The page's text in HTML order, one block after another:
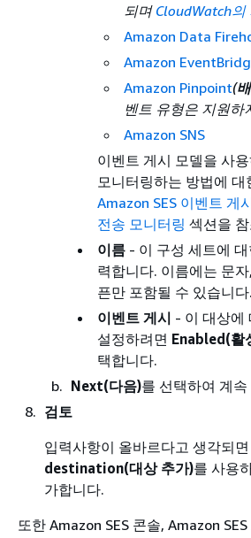
되며 CloudWatch의
Amazon Data
Amazon
Amazon Pinpoint(
벤트 유형은 지원하
Amazon SNS
이벤트 게시 모델을 사
모니터링하는 방법에
Amazon SES 이벤트 게
전송 모니터링 섹션을
이름 - 이 구성 세트에
력합니다. 이름에는 문
픈만 포함될 수 있습니다.
이벤트 게시 - 이 대상에
설정하려면 Enabled(활
택합니다.
Next(다음)를 선택하여 계
검토
입력사항이 올바르다고 생각되면
destination(대상 추가)를 사용
가합니다.
또한 Amazon SES 콘솔, Amazon